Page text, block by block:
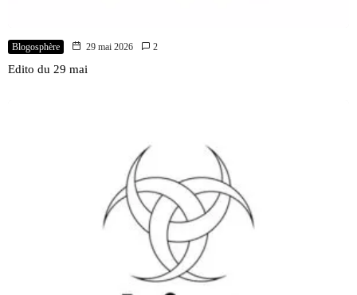
Blogosphère 29 mai 2026 2
Edito du 29 mai